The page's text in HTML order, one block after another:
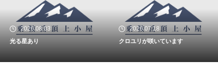
2026.08.03
光る星あり
2026.07.18
クロユリが咲いています